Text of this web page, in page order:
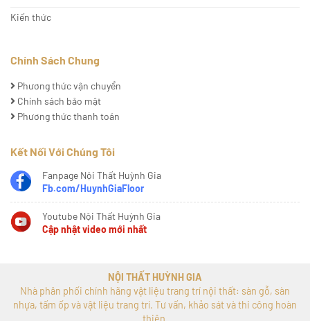
Kiến thức
Chính Sách Chung
Phương thức vận chuyển
Chính sách bảo mật
Phương thức thanh toán
Kết Nối Với Chúng Tôi
Fanpage Nội Thất Huỳnh Gia
Fb.com/HuynhGiaFloor
Youtube Nội Thất Huỳnh Gia
Cập nhật video mới nhất
NỘI THẤT HUỲNH GIA
Nhà phân phối chính hãng vật liệu trang trí nội thất: sàn gỗ, sàn
nhựa, tấm ốp và vật liệu trang trí. Tư vấn, khảo sát và thi công hoàn